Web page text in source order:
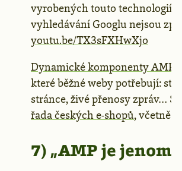
vyrobených touto technologií
vyhledávání Googlu nejsou
youtu.be/TX3sFXHwXjo
Dynamické komponenty AMP
které běžné weby potřebují:
stránce, živé přenosy zpráv…
řada českých e-shopů, včetně
7) „AMP je jenom